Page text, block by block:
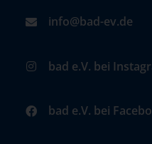
info@bad-ev.de
bad e.V. bei
bad e.V. bei